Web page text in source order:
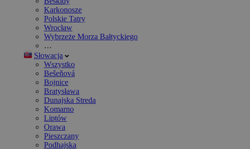
Karkonosze
Polskie Tatry
Wrocław
Wybrzeże Morza Bałtyckiego
…
Słowacja
Wszystko
Bešeňová
Bojnice
Bratysława
Dunajska Streda
Komarno
Liptów
Orawa
Pieszczany
Podhajska